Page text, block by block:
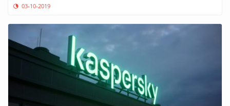
03-10-2019